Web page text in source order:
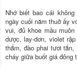
Nhớ biết bao cái
ngày cuối năm thuở ấy
vui, đủ khoe mầu
dược, lay-dơn, violet
thắm, đào phai tươi
cháy giữa buốt giá đông